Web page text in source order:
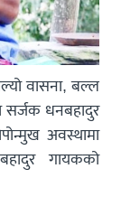
वासना, बल्ल
सर्जक धनबहादुर
अवस्थामा
गायकको